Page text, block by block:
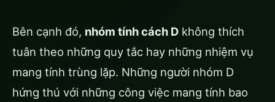
Bên cạnh đó, nhóm tính cách D không thích
tuân theo những quy tắc hay những nhiệm vụ
mang tính trùng lặp. Những người nhóm D
hứng thú với những công việc mang tính bao